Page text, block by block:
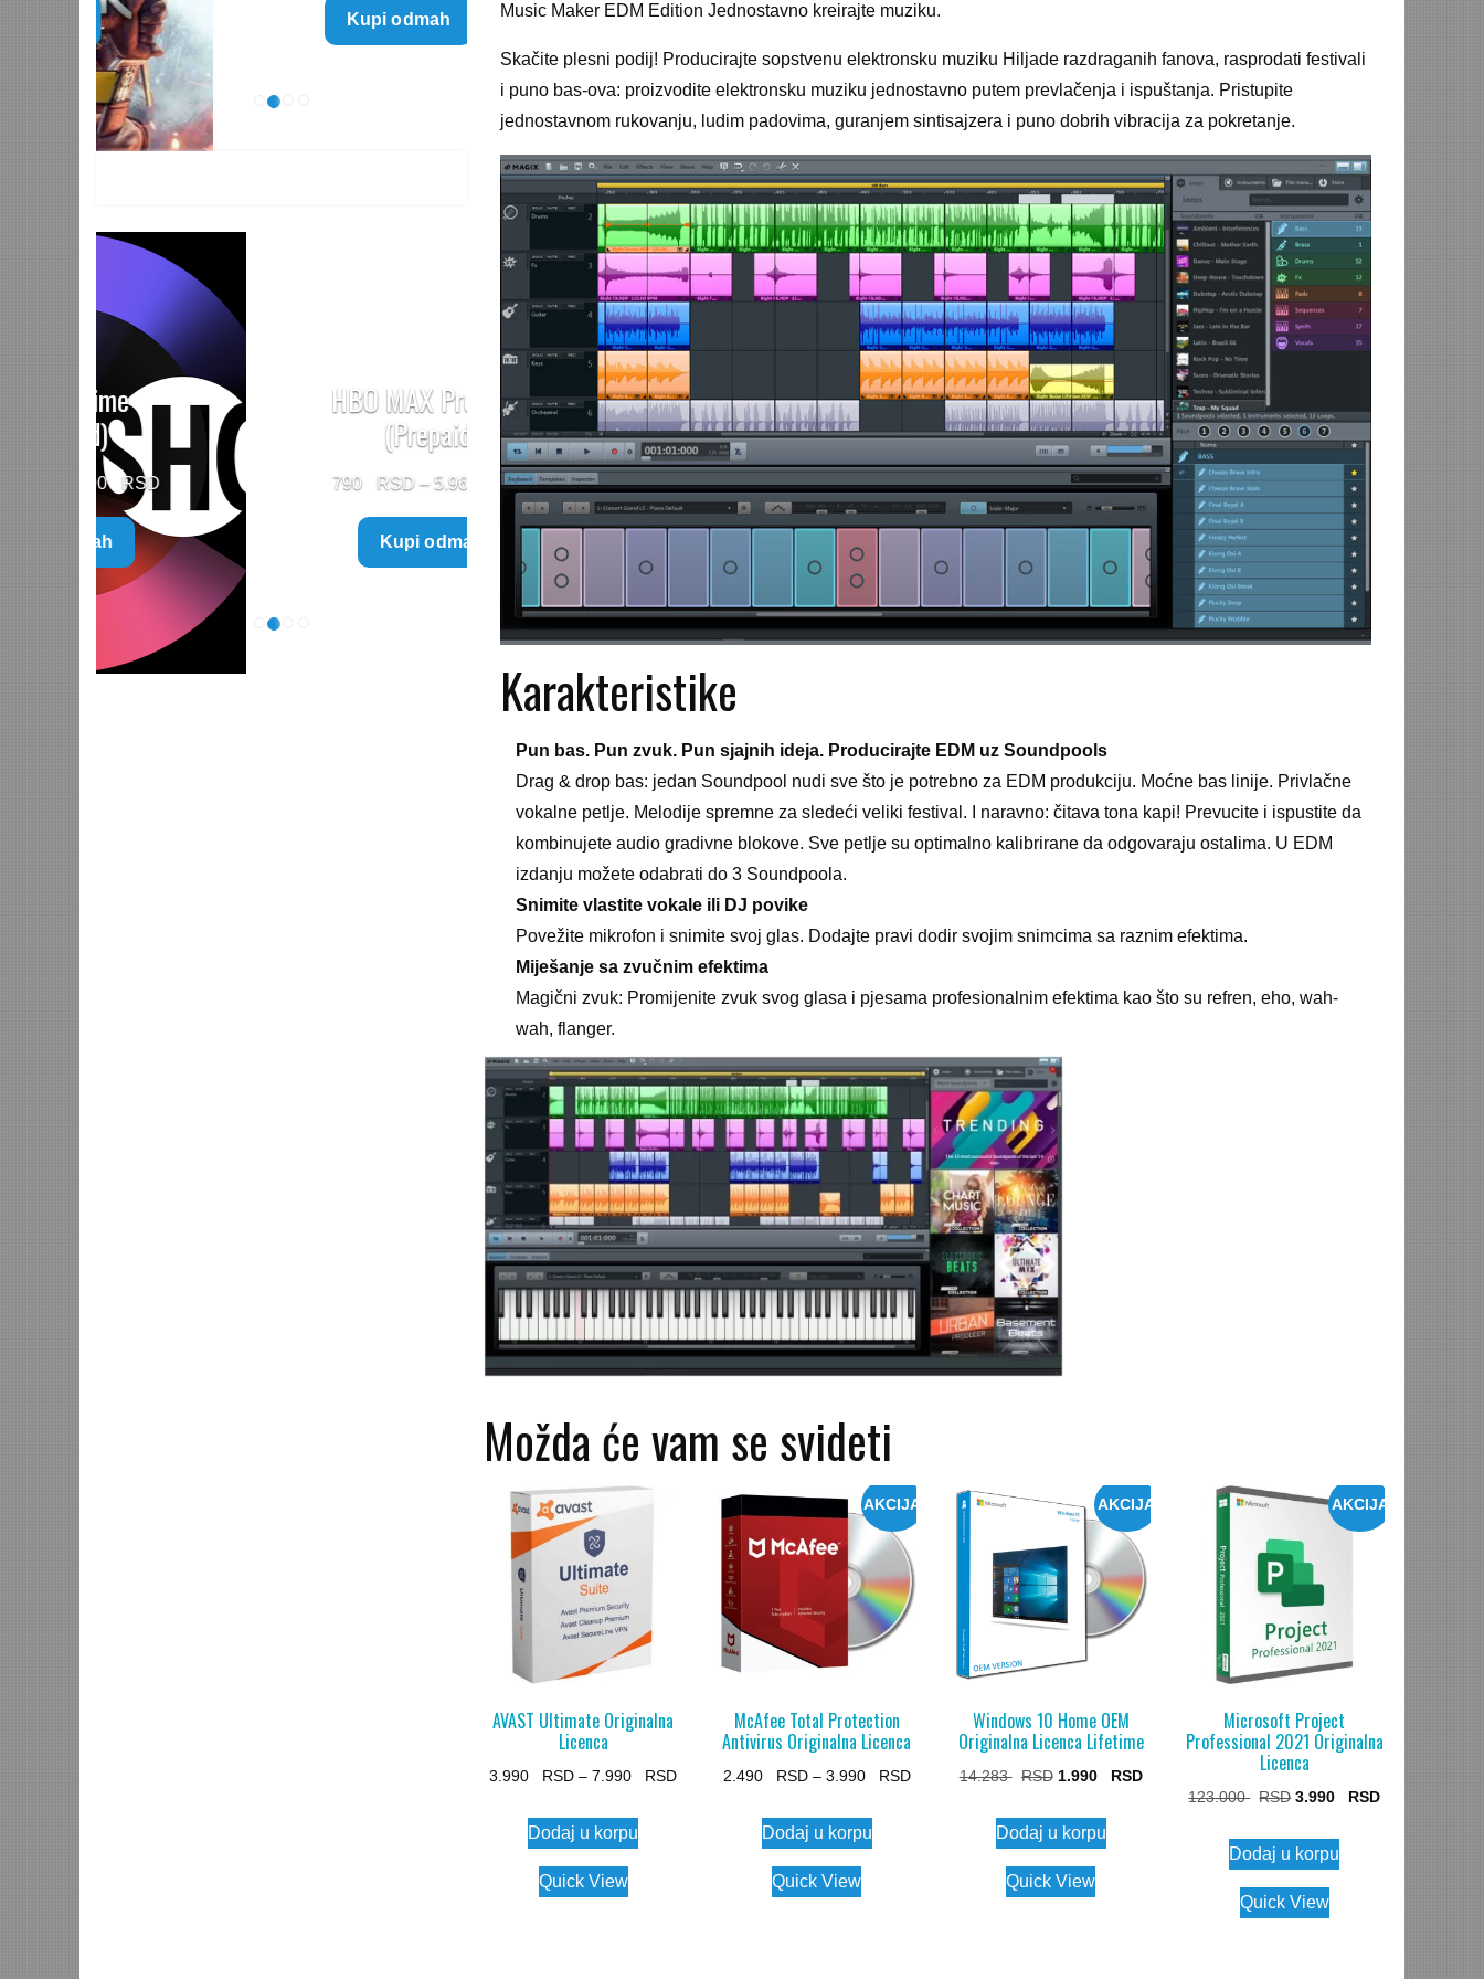
Music Maker EDM Edition Jednostavno kreirajte muziku.
Skačite plesni podij! Producirajte sopstvenu elektronsku muziku Hiljade razdraganih fanova, rasprodati festivali
i puno bas-ova: proizvodite elektronsku muziku jednostavno putem prevlačenja i ispuštanja. Pristupite
jednostavnom rukovanju, ludim padovima, guranjem sintisajzera i puno dobrih vibracija za pokretanje.
Karakteristike
Pun bas. Pun zvuk. Pun sjajnih ideja. Producirajte EDM uz Soundpools
Drag & drop bas: jedan Soundpool nudi sve što je potrebno za EDM produkciju. Moćne bas linije. Privlačne
vokalne petlje. Melodije spremne za sledeći veliki festival. I naravno: čitava tona kapi! Prevucite i ispustite da
kombinujete audio gradivne blokove. Sve petlje su optimalno kalibrirane da odgovaraju ostalima. U EDM
izdanju možete odabrati do 3 Soundpoola.
Snimite vlastite vokale ili DJ povike
Povežite mikrofon i snimite svoj glas. Dodajte pravi dodir svojim snimcima sa raznim efektima.
Miješanje sa zvučnim efektima
Magični zvuk: Promijenite zvuk svog glasa i pjesama profesionalnim efektima kao što su refren, eho, wah-
wah, flanger.
Možda će vam se svideti
AVAST Ultimate Originalna
Licenca
3.990 – 7.990
Price
Dodaj u korpu
This
product
Quick View
AKCIJA
McAfee Total Protection
Antivirus Originalna Licenca
2.490 – 3.990
Price
Dodaj u korpu
This
product
Quick View
AKCIJA
Windows 10 Home OEM
Originalna Licenca Lifetime
14.283
Original
was:
14.283 $.
1.990
Current
Dodaj u korpu
Quick View
AKCIJA
Microsoft Project
Professional 2021 Originalna
Licenca
123.000
Original
was:
123.000 $.
3.990
Current
Dodaj u korpu
Quick View
499 $
HBO MAX Premium
(Prepaid)
Price
range:
790 $